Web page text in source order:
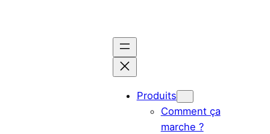
Produits
Comment ça
marche ?